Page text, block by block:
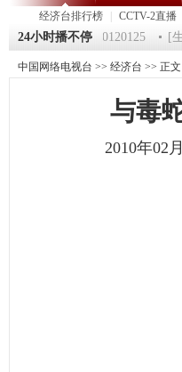
经济台排行榜 CCTV-2直播
24小时播不停
《第一时间》 20120125 [生
中国网络电视台 >> 经济台 >> 正文
与毒
2010年02